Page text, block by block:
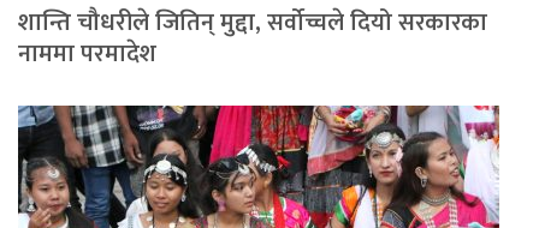
शान्ति चौधरीले जितिन् मुद्दा, सर्वोच्चले दियो सरकारका
नाममा परमादेश